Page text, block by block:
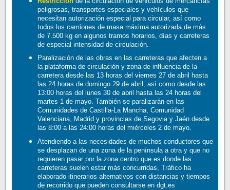
peligrosas, transportes especiales y vehículos que
necesitan autorización especial para circular, así como
todos los camiones de masa máxima autorizada de más
de 7.500 kg en algunos tramos horarios, días y carreteras
de especial intensidad de circulación.
Paralización de las obras en las carreteras que afecten a
la plataforma de circulación y zona de influencia de la
carretera desde las 13 horas del viernes 27 de abril hasta
las 24 horas de domingo 29 de abril; así como desde las
13:00 horas del lunes 30 de abril hasta las 24 horas del
martes 1 de mayo. También se paralizarán en las
Comunidades de Castilla-La Mancha, Comunidad
Valenciana, Madrid y provincias de Segovia y Jaén desde
las 8:00 a las 24:00 horas del miércoles 2 de mayo.
Atendiendo a las necesidades de muchos conductores que
se desplazan de una zona de la península a otra y que no
requieren pasar por la zona centro que es donde las
carreteras suelen estar más concurridas, Tráfico ha
elaborado itinerarios alternativos con distancias y tiempos
de recorrido que pueden consultarse en dgt.es